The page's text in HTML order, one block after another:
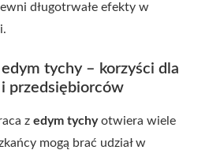
długotrwałe efekty w
edym tychy – korzyści dla
przedsiębiorców
z edym tychyotwiera wiele
mogą brać udział w